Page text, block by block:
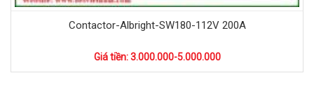
Contactor-Albright-SW180-112V 200A
Giá tiền: 3.000.000-5.000.000